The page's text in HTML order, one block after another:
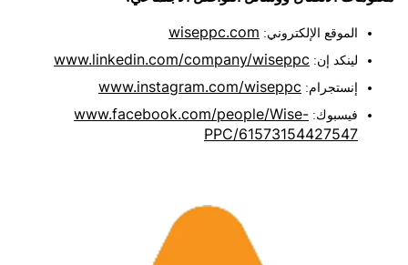
الموقع الإلكتروني:wiseppc.com
لينكد إن:www.linkedin.com/company/wiseppc
إنستجرام:www.instagram.com/wiseppc
فيسبوك:www.facebook.com/people/Wise-
PPC/61573154427547